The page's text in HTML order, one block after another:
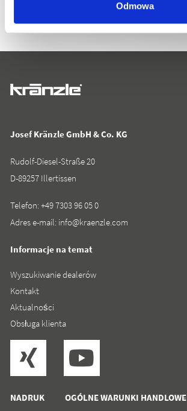
Odmowa
NADRUK OGÓLNE WARUNKI HANDLOWE
Josef Kränzle GmbH & Co. KG
Rudolf-Diesel-Straße 20
D-89257 Illertissen
Telefon:+49 7303 96 05 0
Adres e-mail: info@kraenzle.com
Informacje na temat
Wyszukiwanie dealerów
Kontakt
Aktualności
Obsługa klienta